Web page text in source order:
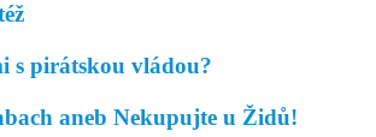
s pirátskou vládou?
aneb Nekupujte u Židů!